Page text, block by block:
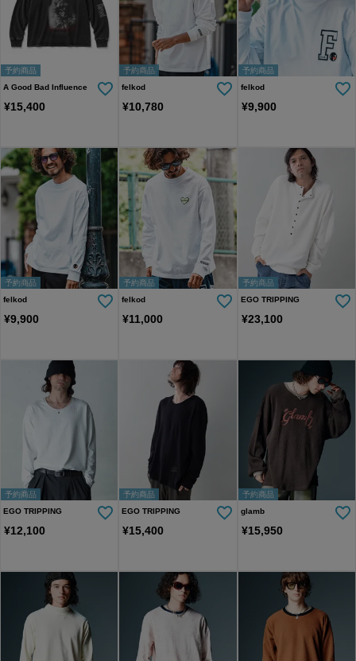
予約商品
A Good Bad Influence
¥15,400
予約商品
felkod
¥10,780
予約商品
felkod
¥9,900
予約商品
felkod
¥9,900
予約商品
felkod
¥11,000
予約商品
EGO TRIPPING
¥23,100
予約商品
EGO TRIPPING
¥12,100
予約商品
EGO TRIPPING
¥15,400
予約商品
glamb
¥15,950